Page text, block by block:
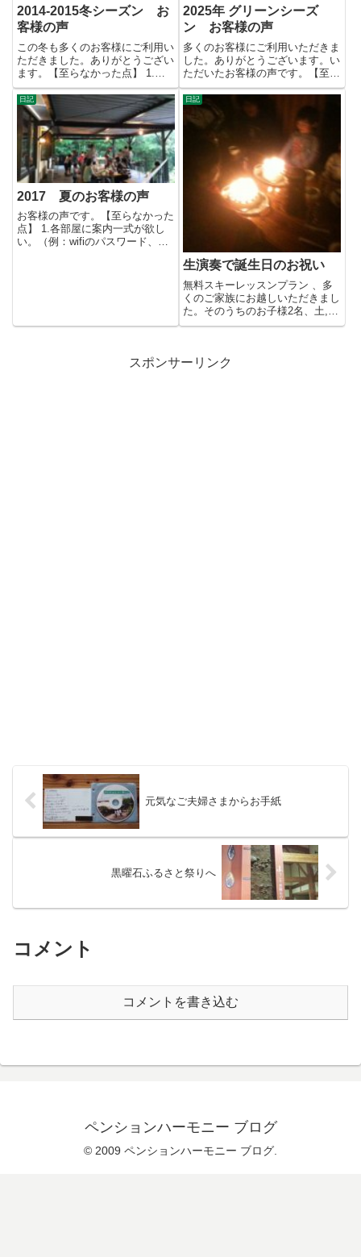
2014-2015冬シーズン お
客様の声
この冬も多くのお客様にご利用い
ただきました。ありがとうござい
ます。【至らなかった点】 1.枕
が硬いのと柔らかいのが選択で...
2025年 グリーンシーズ
ン お客様の声
多くのお客様にご利用いただきま
した。ありがとうございます。い
ただいたお客様の声です。【至ら
なかった点】 1.ひげそりがあ...
日記
2017 夏のお客様の声
お客様の声です。【至らなかった
点】 1.各部屋に案内一式が欲し
い。（例：wifiのパスワード、施
日記
生演奏で誕生日のお祝い
無料スキーレッスンプラン 、多
くのご家族にお越しいただきまし
た。そのうちのお子様2名、土,日
が誕生日とのこと。バースデー...
スポンサーリンク
元気なご夫婦さまからお手紙
黒曜石ふるさと祭りへ
コメント
コメントを書き込む
ペンションハーモニー ブログ
© 2009 ペンションハーモニー ブログ.